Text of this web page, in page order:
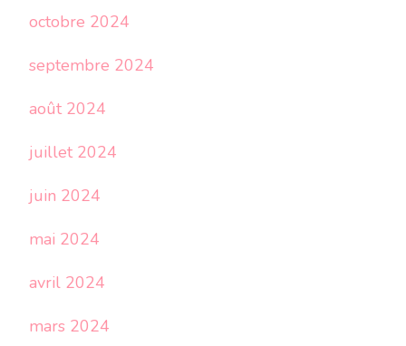
octobre 2024
septembre 2024
août 2024
juillet 2024
juin 2024
mai 2024
avril 2024
mars 2024